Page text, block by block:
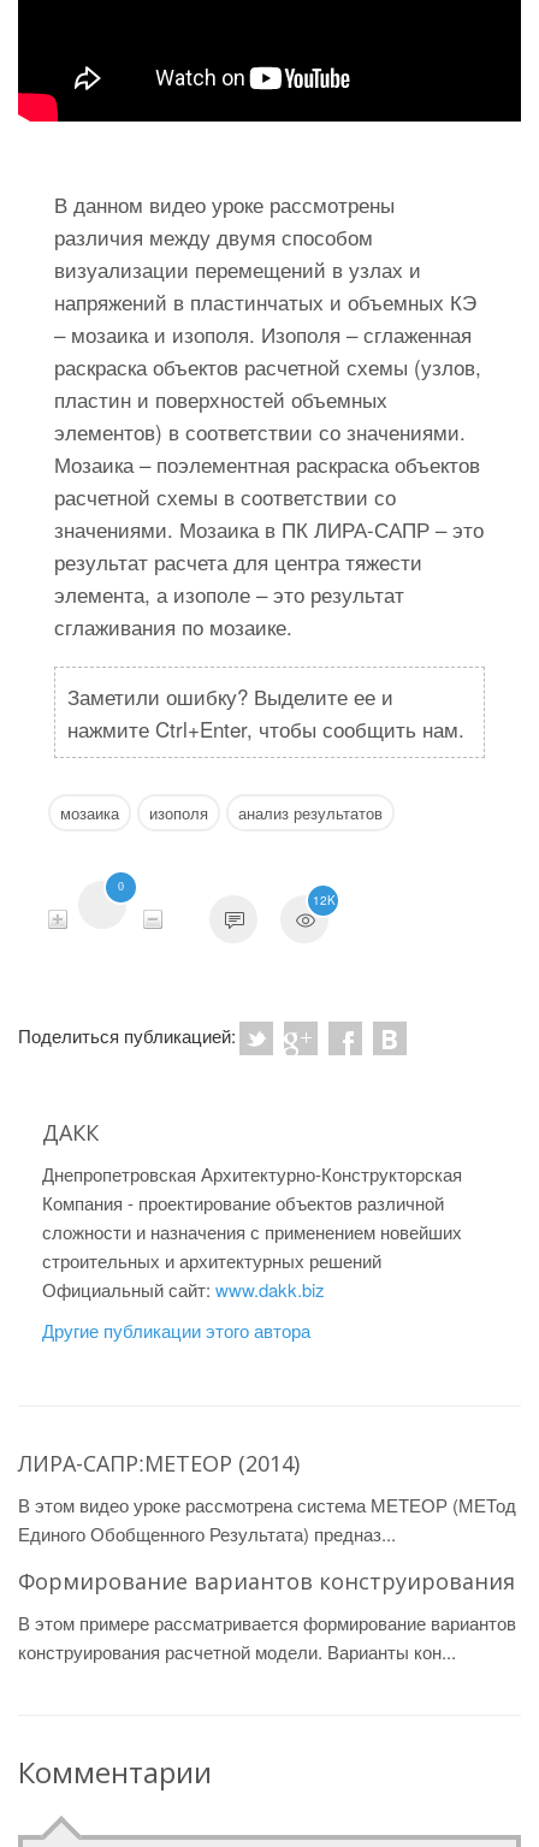
В данном видео уроке рассмотрены
различия между двумя способом
визуализации перемещений в узлах и
напряжений в пластинчатых и объемных КЭ
– мозаика и изополя. Изополя – сглаженная
раскраска объектов расчетной схемы (узлов,
пластин и поверхностей объемных
элементов) в соответствии со значениями.
Мозаика – поэлементная раскраска объектов
расчетной схемы в соответствии со
значениями. Мозаика в ПК ЛИРА-САПР – это
результат расчета для центра тяжести
элемента, а изополе – это результат
сглаживания по мозаике.
Заметили ошибку? Выделите ее и
нажмите Ctrl+Enter, чтобы сообщить нам.
мозаика изополя анализ результатов
0
12K
Поделиться публикацией:
ДАКК
Днепропетровская Архитектурно-Конструкторская
Компания - проектирование объектов различной
сложности и назначения с применением новейших
строительных и архитектурных решений
Официальный сайт: www.dakk.biz
Другие публикации этого автора
ЛИРА-САПР׃ МЕТЕОР (2014)
В этом видео уроке рассмотрена система МЕТЕОР (МЕТод
Единого Обобщенного Результата) предназ...
Формирование вариантов конструирования
В этом примере рассматривается формирование вариантов
конструирования расчетной модели. Варианты кон...
Комментарии